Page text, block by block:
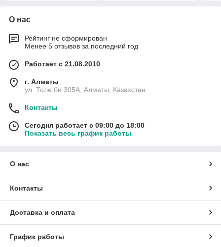
О нас
Рейтинг не сформирован
Менее 5 отзывов за последний год
Работает с 21.08.2010
г. Алматы
ул. Толе би 305А, Алматы, Казахстан
Контакты
Сегодня работает с 09:00 до 18:00
Показать весь график работы
О нас
Контакты
Доставка и оплата
График работы